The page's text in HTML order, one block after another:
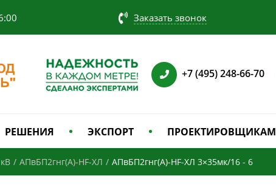
Заказать звонок
+7 (495) 248-66-70
РЕШЕНИЯ ЭКСПОРТ ПРОЕКТИРОВЩИКАМ
/ АПвБП2гнг(А)-HF-ХЛ / АПвБП2гнг(А)-HF-ХЛ 3×35мк/16 - 6